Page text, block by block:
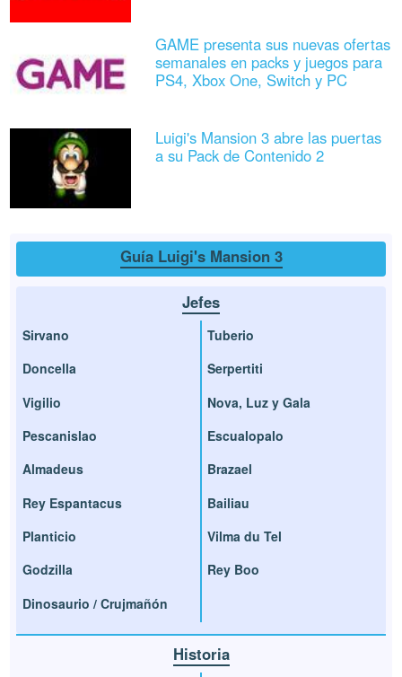
GAME presenta sus nuevas ofertas
semanales en packs y juegos para
PS4, Xbox One, Switch y PC
Luigi's Mansion 3 abre las puertas
a su Pack de Contenido 2
Guía Luigi's Mansion 3
Jefes
Sirvano
Doncella
Vigilio
Pescanislao
Almadeus
Rey Espantacus
Planticio
Godzilla
Dinosaurio / Crujmañón
Tuberio
Serpertiti
Nova, Luz y Gala
Escualopalo
Brazael
Bailiau
Vilma du Tel
Rey Boo
Historia